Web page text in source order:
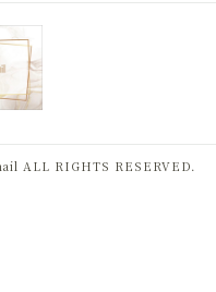
ALL RIGHTS RESERVED.